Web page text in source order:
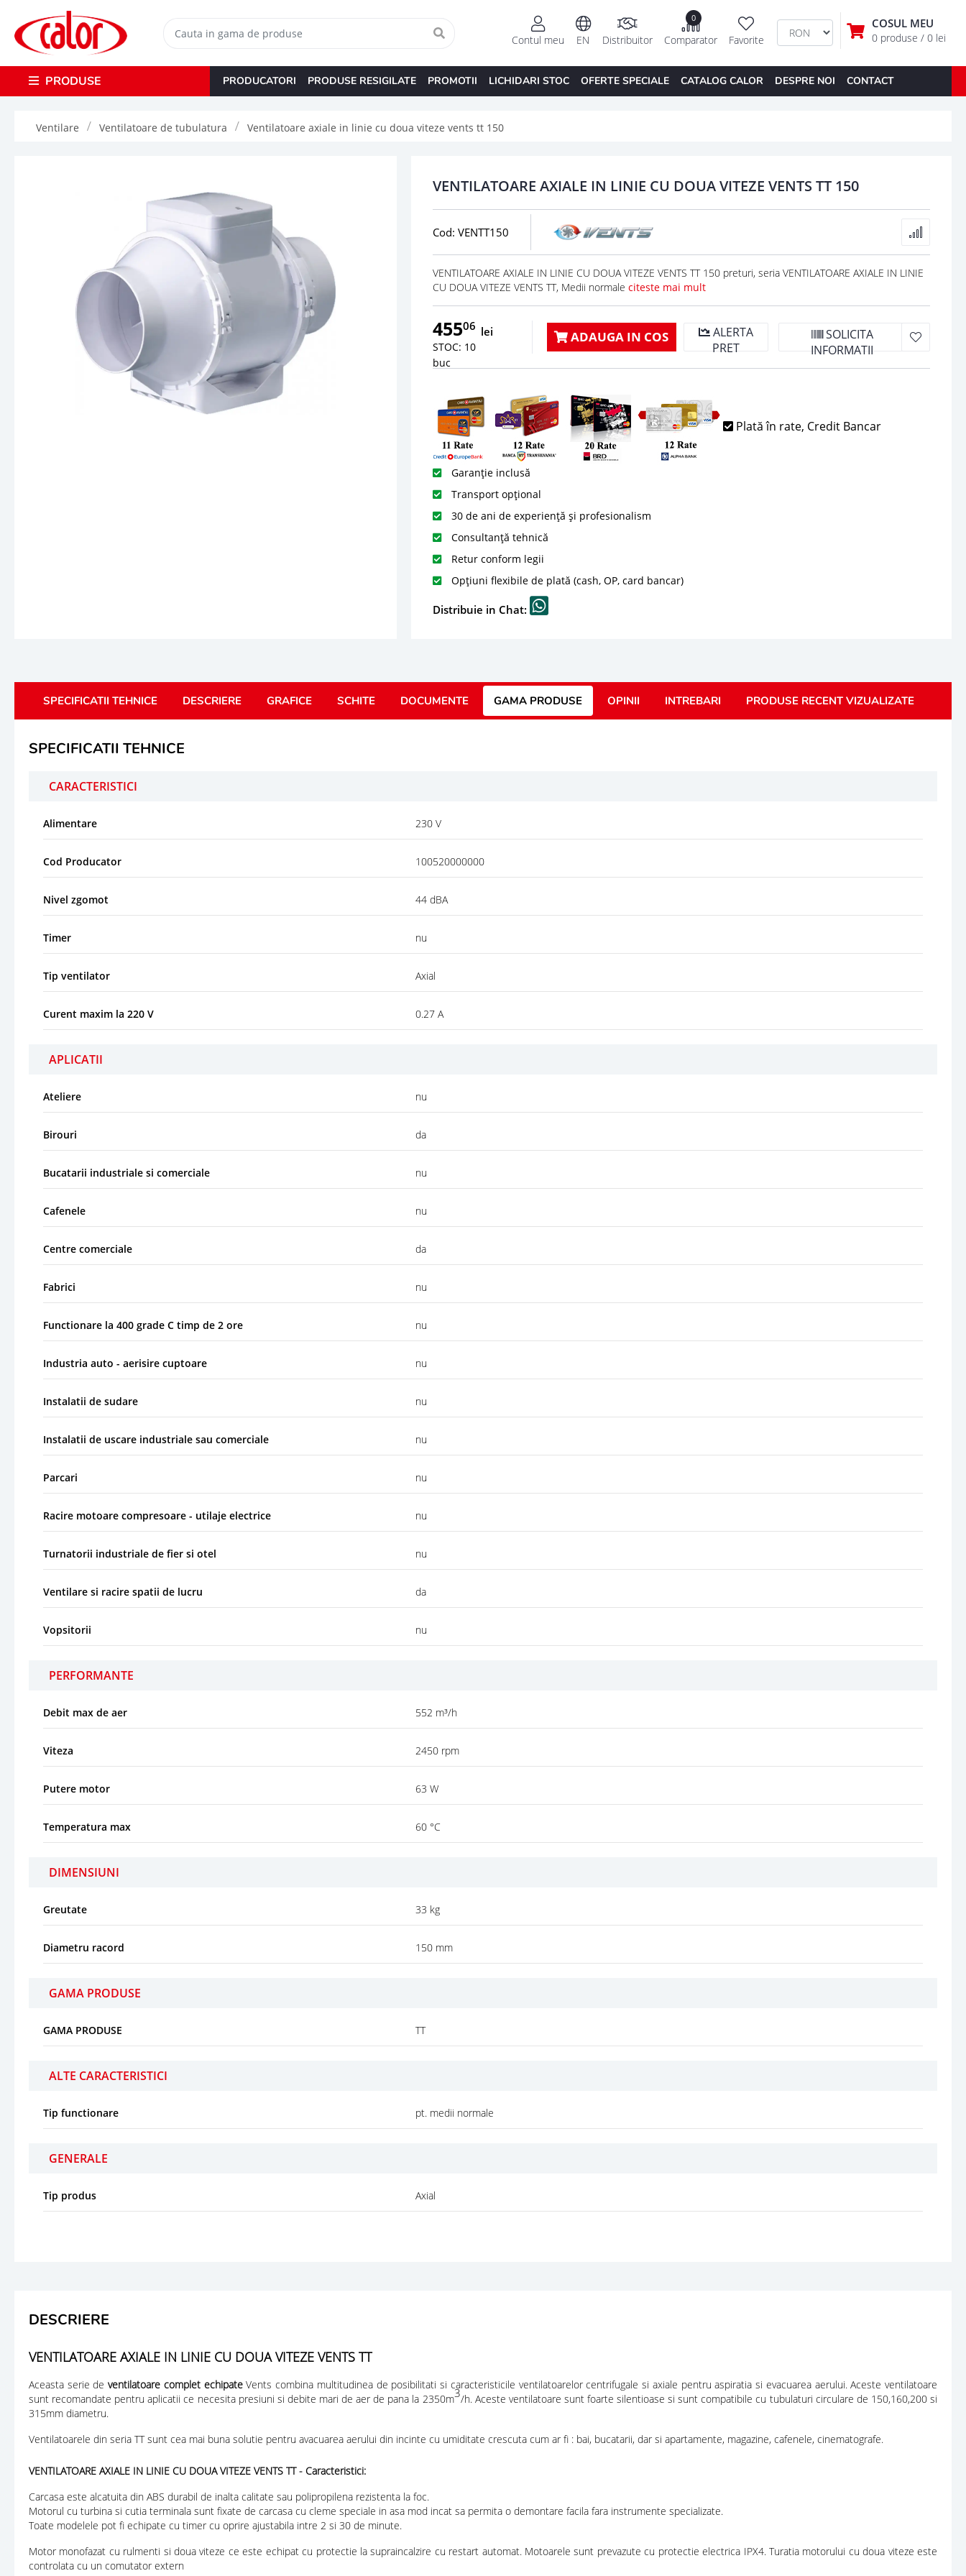
COSUL MEU
0 produse / 0 lei
Favorite
0
Comparator
Distribuitor
EN
Contul meu
PRODUSE PRODUCATORI PRODUSE RESIGILATE PROMOTII LICHIDARI STOC OFERTE SPECIALE CATALOG CALOR DESPRE NOI CONTACT
Ventilare Ventilatoare de tubulatura Ventilatoare axiale in linie cu doua viteze vents tt 150
VENTILATOARE AXIALE IN LINIE CU DOUA VITEZE VENTS TT 150
Cod: VENTT150
VENTILATOARE AXIALE IN LINIE CU DOUA VITEZE VENTS TT 150 preturi, seria VENTILATOARE AXIALE IN LINIE
CU DOUA VITEZE VENTS TT, Medii normale citeste mai mult
45506 lei
STOC: 10
buc
ADAUGA IN COS
ALERTA
PRET
SOLICITA
INFORMATII
Plată în rate, Credit Bancar
Garanție inclusă
Transport opțional
30 de ani de experiență și profesionalism
Consultanță tehnică
Retur conform legii
Opțiuni flexibile de plată (cash, OP, card bancar)
Distribuie in Chat:
SPECIFICATII TEHNICE DESCRIERE GRAFICE SCHITE DOCUMENTE GAMA PRODUSE OPINII INTREBARI PRODUSE RECENT VIZUALIZATE
SPECIFICATII TEHNICE
CARACTERISTICI
Alimentare 230 V
Cod Producator 100520000000
Nivel zgomot 44 dBA
Timer nu
Tip ventilator Axial
Curent maxim la 220 V 0.27 A
APLICATII
Ateliere nu
Birouri da
Bucatarii industriale si comerciale nu
Cafenele nu
Centre comerciale da
Fabrici nu
Functionare la 400 grade C timp de 2 ore nu
Industria auto - aerisire cuptoare nu
Instalatii de sudare nu
Instalatii de uscare industriale sau comerciale nu
Parcari nu
Racire motoare compresoare - utilaje electrice nu
Turnatorii industriale de fier si otel nu
Ventilare si racire spatii de lucru da
Vopsitorii nu
PERFORMANTE
Debit max de aer 552 m³/h
Viteza 2450 rpm
Putere motor 63 W
Temperatura max 60 °C
DIMENSIUNI
Greutate 33 kg
Diametru racord 150 mm
GAMA PRODUSE
GAMA PRODUSE TT
ALTE CARACTERISTICI
Tip functionare pt. medii normale
GENERALE
Tip produs Axial
DESCRIERE
VENTILATOARE AXIALE IN LINIE CU DOUA VITEZE VENTS TT
Aceasta serie deventilatoare complet echipateVents combina multitudinea de posibilitati si caracteristicile ventilatoarelor centrifugale si axiale pentru aspiratia si evacuarea aerului. Aceste ventilatoare
sunt recomandate pentru aplicatii ce necesita presiuni si debite mari de aer de pana la 2350m3/h. Aceste ventilatoare sunt foarte silentioase si sunt compatibile cu tubulaturi circulare de 150,160,200 si
315mm diametru.
Ventilatoarele din seria TT sunt cea mai buna solutie pentru avacuarea aerului din incinte cu umiditate crescuta cum ar fi : bai, bucatarii, dar si apartamente, magazine, cafenele, cinematografe.
VENTILATOARE AXIALE IN LINIE CU DOUA VITEZE VENTS TT - Caracteristici:
Carcasa este alcatuita din ABS durabil de inalta calitate sau polipropilena rezistenta la foc.
Motorul cu turbina si cutia terminala sunt fixate de carcasa cu cleme speciale in asa mod incat sa permita o demontare facila fara instrumente specializate.
Toate modelele pot fi echipate cu timer cu oprire ajustabila intre 2 si 30 de minute.
Motor monofazat cu rulmenti si doua viteze ce este echipat cu protectie la supraincalzire cu restart automat. Motoarele sunt prevazute cu protectie electrica IPX4. Turatia motorului cu doua viteze este
controlata cu un comutator extern